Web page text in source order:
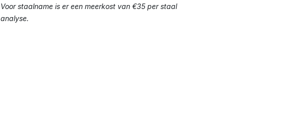
Voor staalname is er een meerkost van €35 per staal
analyse.